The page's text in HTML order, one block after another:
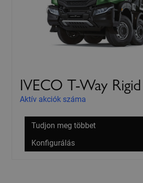
IVECO T-Way Rigid
Aktív akciók száma
Tudjon meg többet
Konfigurálás